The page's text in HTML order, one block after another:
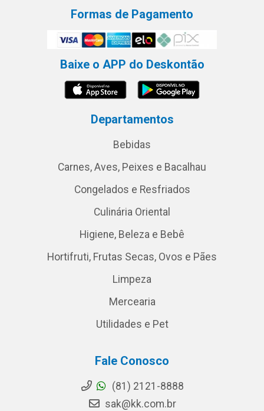
Formas de Pagamento
Baixe o APP do Deskontão
Departamentos
Bebidas
Carnes, Aves, Peixes e Bacalhau
Congelados e Resfriados
Culinária Oriental
Higiene, Beleza e Bebê
Hortifruti, Frutas Secas, Ovos e Pães
Limpeza
Mercearia
Utilidades e Pet
Fale Conosco
(81) 2121-8888
sak@kk.com.br